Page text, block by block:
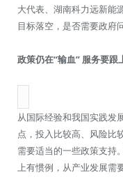
大代表、湖南科力远新能
目标落空，是否需要政府
政策仍在“输血” 服务要跟
从国际经验和我国实践发
点，投入比较高、风险比
需要适当的一些政策支持
上有惯例，从产业发展需